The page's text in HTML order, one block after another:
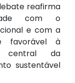
reafirma
com o
e com a
favorável à
central da
sustentável